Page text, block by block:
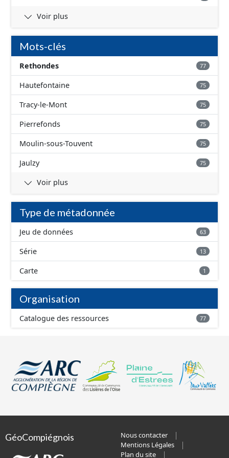
Voir plus
Mots-clés
Rethondes 77
Hautefontaine 75
Tracy-le-Mont 75
Pierrefonds 75
Moulin-sous-Touvent 75
Jaulzy 75
Voir plus
Type de métadonnée
Jeu de données 63
Série 13
Carte 1
Organisation
Catalogue des ressources 77
GéoCompiégnois
Nous contacter
Mentions Légales
Plan du site